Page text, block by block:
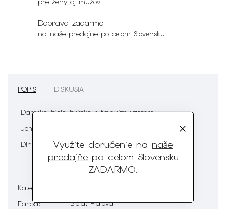
Využite doručenie na naše
predajňepo celom Slovensku
ZADARMO.
Doprava zadarmo
na naše predajne po celom Slovensku
POPIS DISKUSIA
-Dámska biela blúzka s fialovým vzorom
-Jemný V výstrih
-Dlhé rukávy ukončené gumičkou
Kategória
Farba: Biela, Fialová